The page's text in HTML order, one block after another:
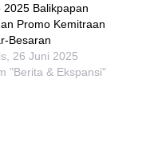
2025 Balikpapan
Promo Kemitraan
Besaran
26 Juni 2025
"Berita & Ekspansi"